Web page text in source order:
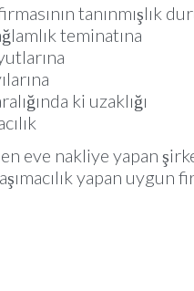
tanınmışlık
teminatına
ki uzaklığı
eve nakliye yapan
yapan uygun